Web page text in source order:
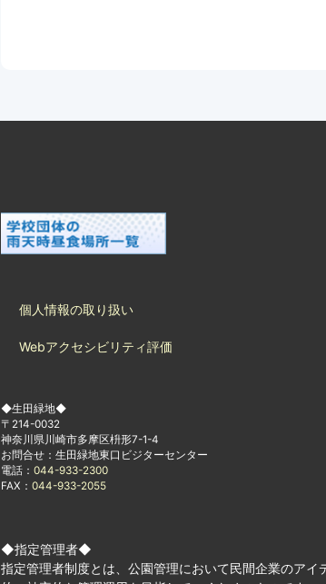
個人情報の取り扱い
Webアクセシビリティ評価
◆生田緑地◆
〒214-0032
神奈川県川崎市多摩区枡形7-1-4
お問合せ：生田緑地東口ビジターセンター
電話： 044-933-2300
FAX： 044-933-2055
◆指定管理者◆
指定管理者制度とは、公園管理において民間企業のア